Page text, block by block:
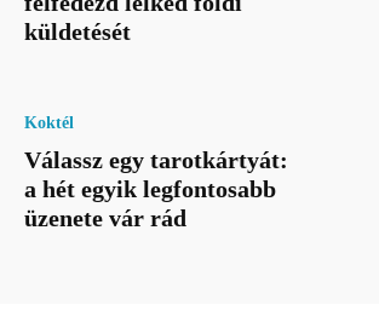
küldetését
Koktél
Válassz egy tarotkártyát:
a hét egyik legfontosabb
üzenete vár rád